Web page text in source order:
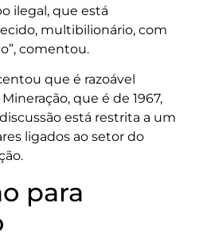
ilegal, que está
multibilionário, com
comentou.
que é razoável
que é de 1967,
está restrita a um
ligados ao setor do
para